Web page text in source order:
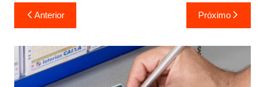
Navegação
de
Post
Anterior Próximo